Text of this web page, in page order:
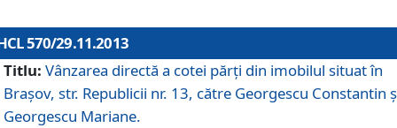
570/29.11.2013
Titlu: Vânzarea directă a cotei părţi din imobilul situat în
Braşov, str. Republicii nr. 13, către Georgescu Constantin
Georgescu Mariane.